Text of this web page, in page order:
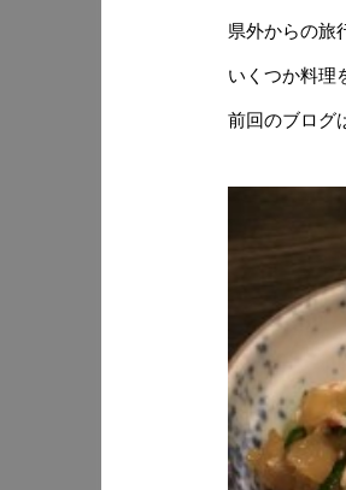
県外からの旅
いくつか料理
前回のブログ